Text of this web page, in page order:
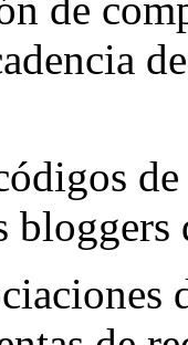
bloggers